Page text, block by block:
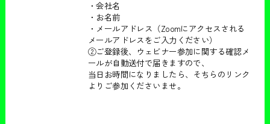
・会社名
・お名前
・メールアドレス（Zoomにアクセスされる
メールアドレスをご入力ください）
②ご登録後、ウェビナー参加に関する確認メ
ールが自動送付で届きますので、
当日お時間になりましたら、そちらのリンク
よりご参加くださいませ。